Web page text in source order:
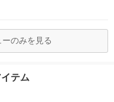
のみを見る
テム